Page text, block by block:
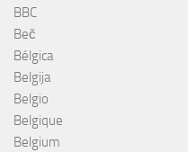
BBC
Beč
Bélgica
Belgija
Belgio
Belgique
Belgium